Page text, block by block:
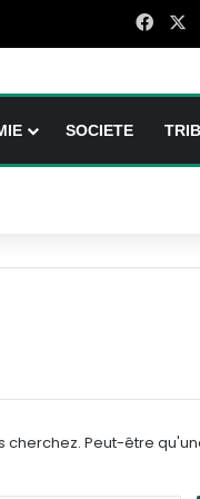
SOCIETE
cherchez. Peut-être